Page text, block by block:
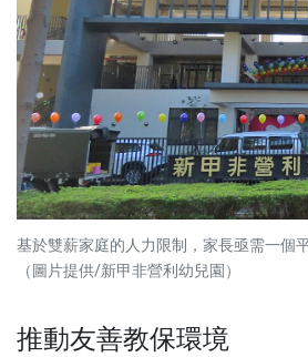
基於雙薪家庭的人力限制，家長亟需一個
（圖片提供/新甲非營利幼兒園）
推動友善教保環境